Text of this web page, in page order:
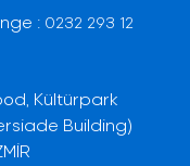
: 0232 293 12
Kültürpark
Building)